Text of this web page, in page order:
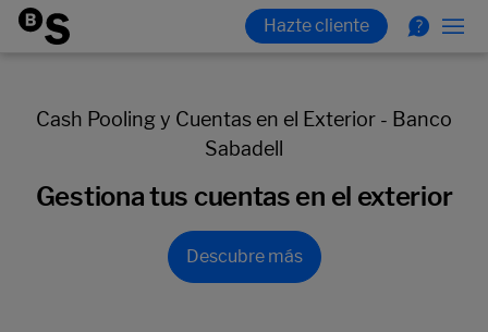
Cash Pooling y Cuentas en el Exterior - Banco
Sabadell
Gestiona tus cuentas en el exterior
Descubre más